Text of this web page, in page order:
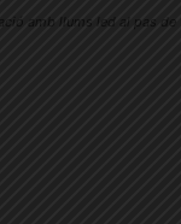
amb llums led al pas